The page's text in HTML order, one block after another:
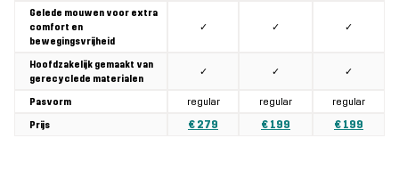
Gelede mouwen voor extra
comfort en
bewegingsvrijheid
✓ ✓ ✓
Hoofdzakelijk gemaakt van
gerecyclede materialen
✓ ✓ ✓
Pasvorm regular regular regular
Prijs € 279 € 199 € 199